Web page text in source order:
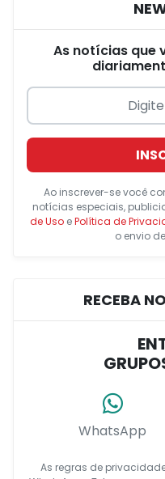
As notícias que
Ao inscrever-se você
notícias especiais,
de UsoePolítica de
o envio
RECEBA
WhatsApp
As regras de